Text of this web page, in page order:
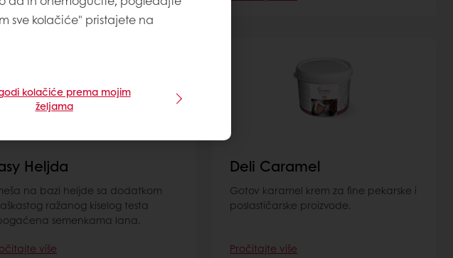
Heljda
na bazi heljde sa dodatkom
ražanog kiselog testa
semenkama lana.
više
Deli Caramel
Gotov karamel krem za fine pekarske i
poslastičarske proizvode.
Pročitajte više
sve kolačiće" pristajete na
kolačiće prema mojim
željama